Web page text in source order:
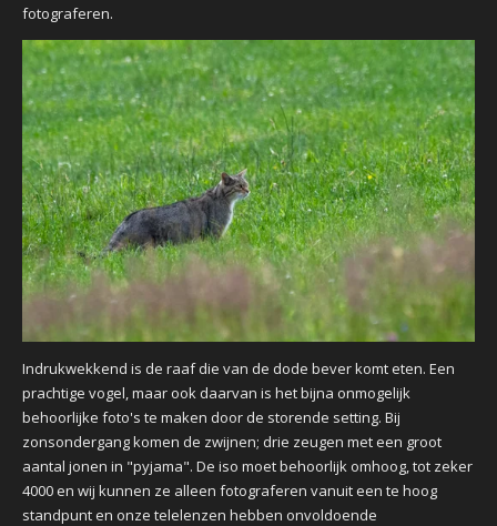
fotograferen.
Indrukwekkend is de raaf die van de dode bever komt eten. Een
prachtige vogel, maar ook daarvan is het bijna onmogelijk
behoorlijke foto's te maken door de storende setting. Bij
zonsondergang komen de zwijnen; drie zeugen met een groot
aantal jonen in "pyjama". De iso moet behoorlijk omhoog, tot zeker
4000 en wij kunnen ze alleen fotograferen vanuit een te hoog
standpunt en onze telelenzen hebben onvoldoende